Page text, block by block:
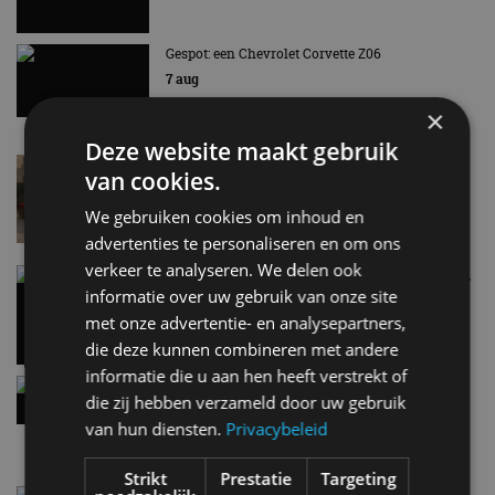
Gespot: een Chevrolet Corvette Z06
7 aug
Lamborghini Revuelto eert 60 jaar Miura met
speciale editie
Carbon fibre op je laadkabel: nergens voor nodig,
en precies daarom geweldig
5 aug
Hennessey Blackbird krijgt atmosferische V8 en
handbak: soms is eenvoud leuker
5 aug
×
Deze website maakt gebruik
van cookies.
We gebruiken cookies om inhoud en
advertenties te personaliseren en om ons
verkeer te analyseren. We delen ook
informatie over uw gebruik van onze site
met onze advertentie- en analysepartners,
die deze kunnen combineren met andere
informatie die u aan hen heeft verstrekt of
die zij hebben verzameld door uw gebruik
van hun diensten. Privacybeleid
Strikt
Prestatie Targeting